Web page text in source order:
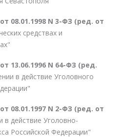
08.01.1998 N 3-ФЗ (ред. от
средствах и
13.06.1996 N 64-ФЗ (ред.
в действие Уголовного
08.01.1997 N 2-ФЗ (ред. от
в действие Уголовно-
Российской Федерации"